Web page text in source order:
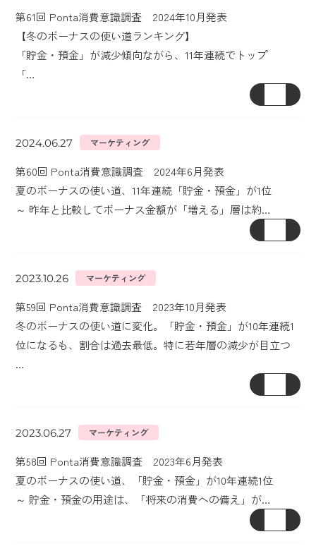
第61回 Ponta消費意識調査 2024年10月発表
【冬のボーナスの使い道ランキング】
「貯金・預金」が減少傾向ながら、11年連続でトップ
「…
2024.06.27 マーケティング
第60回 Ponta消費意識調査 2024年6月発表
夏のボーナスの使い道、11年連続「貯金・預金」が1位
～ 昨年と比較してボーナス金額が「増える」層は約…
2023.10.26 マーケティング
第59回 Ponta消費意識調査 2023年10月発表
冬のボーナスの使い道に変化。「貯金・預金」が10年連続1
位になるも、割合は過去最低。特に若年層の減少が目立つ
…
2023.06.27 マーケティング
第58回 Ponta消費意識調査 2023年6月発表
夏のボーナスの使い道、「貯金・預金」が10年連続1位
～ 貯金・預金の用途は、「将来の消費への備え」が…